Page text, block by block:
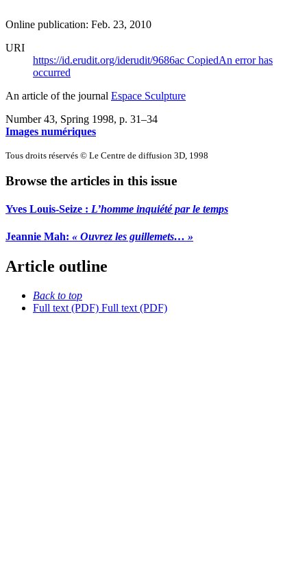
Online publication: Feb. 23, 2010
URI
https://id.erudit.org/iderudit/9686ac CopiedAn error has
occurred
An article of the journal Espace Sculpture
Number 43, Spring 1998, p. 31–34
Images numériques
Tous droits réservés © Le Centre de diffusion 3D, 1998
Browse the articles in this issue
Yves Louis-Seize : L’homme inquiété par le temps
Jeannie Mah: « Ouvrez les guillemets… »
Article outline
Back to top
Full text (PDF) Full text (PDF)